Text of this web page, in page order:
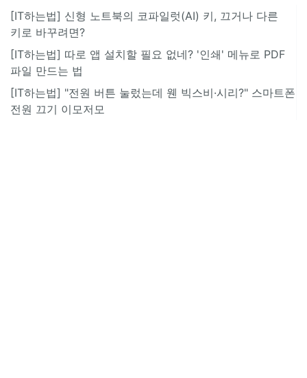
[IT하는법] 신형 노트북의 코파일럿(AI) 키, 끄거나 다른
키로 바꾸려면?
[IT하는법] 따로 앱 설치할 필요 없네? '인쇄' 메뉴로 PDF
파일 만드는 법
[IT하는법] "전원 버튼 눌렀는데 웬 빅스비·시리?" 스마트폰
전원 끄기 이모저모